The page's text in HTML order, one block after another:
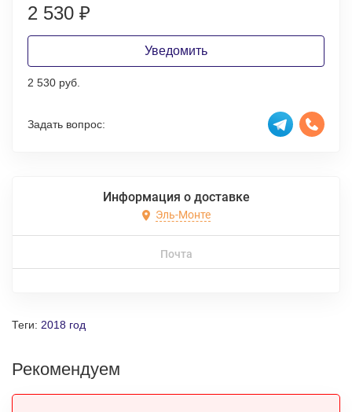
2 530 ₽
Уведомить
2 530 руб.
Задать вопрос:
Информация о доставке
Эль-Монте
Почта
Теги: 2018 год
Рекомендуем